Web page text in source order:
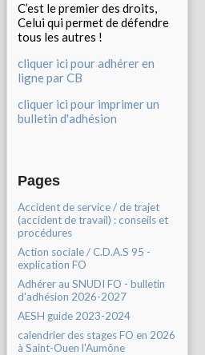
C’est le premier des droits,
Celui qui permet de défendre
tous les autres !
cliquer ici pour adhérer en
ligne par CB
cliquer ici pour imprimer un
bulletin d'adhésion
Pages
Accident de service / de trajet
(accident de travail) : conseils et
procédures
Action sociale / C.D.A.S 95 -
explication FO
Adhérer au SNUDI FO - bulletin
d'adhésion 2026-2027
AESH guide 2023-2024
calendrier des stages FO en 2026
à Saint-Ouen l'Aumône